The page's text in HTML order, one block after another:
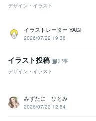
デザイン・イラスト
イラストレーター YAGI
2026/07/22 19:36
イラスト投稿
記事
デザイン・イラスト
みずたに ひとみ
2026/07/22 12:54